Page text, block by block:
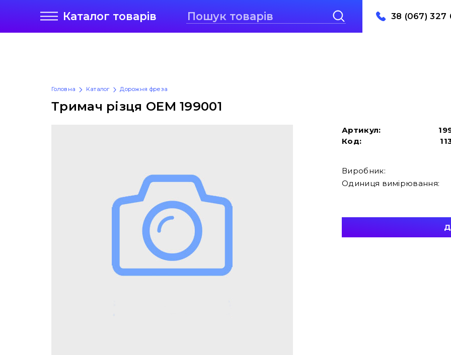
Каталог товарів 38 (067) 327
Головна Каталог Дорожня фреза
Тримач різця OEM 199001
Артикул:
Код:
Виробник:
Одиниця вимірювання: